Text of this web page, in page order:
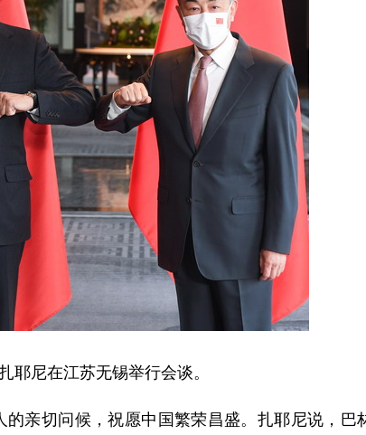
耶尼在江苏无锡举行会谈。
亲切问候，祝愿中国繁荣昌盛。扎耶尼说，巴